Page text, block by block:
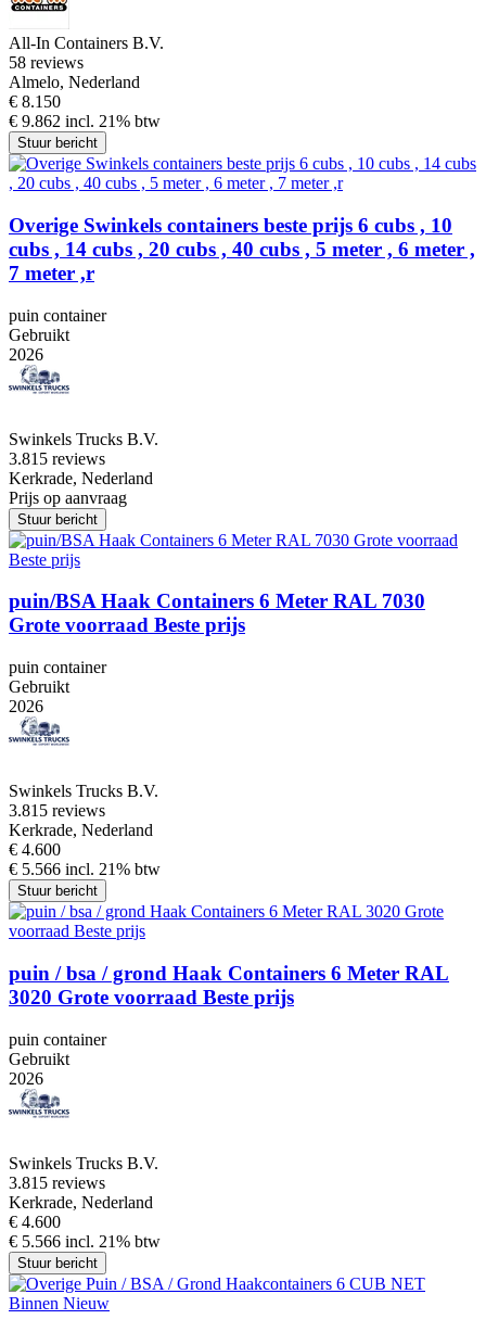
All-In Containers B.V.
58 reviews
Almelo, Nederland
€ 8.150
€ 9.862 incl. 21% btw
Stuur bericht
Overige Swinkels containers beste prijs 6 cubs , 10
cubs , 14 cubs , 20 cubs , 40 cubs , 5 meter , 6 meter ,
7 meter ,r
puin container
Gebruikt
2026
Swinkels Trucks B.V.
3.815 reviews
Kerkrade, Nederland
Prijs op aanvraag
Stuur bericht
puin/BSA Haak Containers 6 Meter RAL 7030
Grote voorraad Beste prijs
puin container
Gebruikt
2026
Swinkels Trucks B.V.
3.815 reviews
Kerkrade, Nederland
€ 4.600
€ 5.566 incl. 21% btw
Stuur bericht
puin / bsa / grond Haak Containers 6 Meter RAL
3020 Grote voorraad Beste prijs
puin container
Gebruikt
2026
Swinkels Trucks B.V.
3.815 reviews
Kerkrade, Nederland
€ 4.600
€ 5.566 incl. 21% btw
Stuur bericht